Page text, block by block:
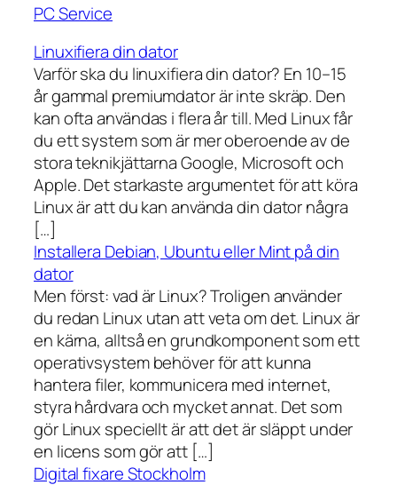
PC Service
Linuxifiera din dator
Varför ska du linuxifiera din dator? En 10–15
år gammal premiumdator är inte skräp. Den
kan ofta användas i flera år till. Med Linux får
du ett system som är mer oberoende av de
stora teknikjättarna Google, Microsoft och
Apple. Det starkaste argumentet för att köra
Linux är att du kan använda din dator några
[…]
Installera Debian, Ubuntu eller Mint på din
dator
Men först: vad är Linux? Troligen använder
du redan Linux utan att veta om det. Linux är
en kärna, alltså en grundkomponent som ett
operativsystem behöver för att kunna
hantera filer, kommunicera med internet,
styra hårdvara och mycket annat. Det som
gör Linux speciellt är att det är släppt under
en licens som gör att […]
Digital fixare Stockholm